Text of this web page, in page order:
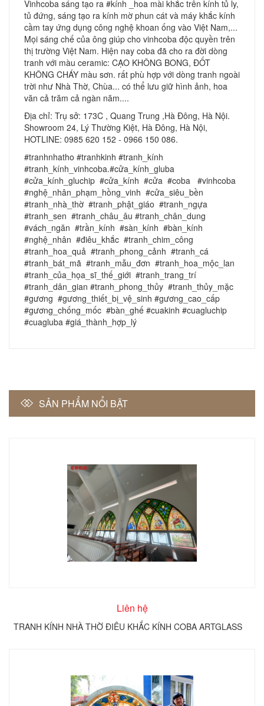
Vinhcoba sáng tạo ra #kính _hoa mài khắc trên kính tủ ly,
tủ đứng, sáng tạo ra kính mờ phun cát và máy khắc kính
cầm tay ứng dụng công nghệ khoan ống vào Việt Nam,...
Mọi sáng chế của ông giúp cho vinhcoba độc quyền trên
thị trường Việt Nam. Hiện nay coba đã cho ra đời dòng
tranh với màu ceramic: CẠO KHÔNG BONG, ĐỐT
KHÔNG CHÁY màu sơn. rất phù hợp với dòng tranh ngoài
trời như Nhà Thờ, Chùa... có thể lưu giữ hình ảnh, hoa
văn cả trăm cả ngàn năm....
Địa chỉ: Trụ sở: 173C , Quang Trung ,Hà Đông, Hà Nội.
Showroom 24, Lý Thường Kiệt, Hà Đông, Hà Nội,
HOTLINE: 0985 620 152 - 0966 150 086.
#tranhnhatho #tranhkinh #tranh_kính
#tranh_kính_vinhcoba.#cửa_kính_gluba
#cửa_kính_gluchip #cửa_kính #cửa #coba #vinhcoba
#nghệ_nhân_phạm_hồng_vinh #cửa_siêu_bền
#tranh_nhà_thờ #tranh_phật_giáo #tranh_ngựa
#tranh_sen #tranh_châu_âu #tranh_chân_dung
#vách_ngăn #trần_kính #sàn_kính #bàn_kính
#nghệ_nhân #điêu_khắc #tranh_chim_công
#tranh_hoa_quả #tranh_phong_cảnh #tranh_cá
#tranh_bát_mã #tranh_mẫu_đơn #tranh_hoa_mộc_lan
#tranh_của_họa_sĩ_thế_giới #tranh_trang_trí
#tranh_dân_gian #tranh_phong_thủy #tranh_thủy_mặc
#gương #gương_thiết_bị_vệ_sinh #gương_cao_cấp
#gương_chống_mốc #bàn_ghế #cuakinh #cuagluchip
#cuagluba #giá_thành_hợp_lý
SẢN PHẨM NỔI BẬT
Liên hệ
TRANH KÍNH NHÀ THỜ ĐIÊU KHẮC KÍNH COBA ARTGLASS